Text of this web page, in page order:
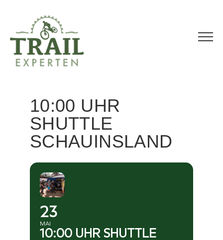
springen
10:00 UHR
SHUTTLE
SCHAUINSLAND
23
MAI
10:00 UHR SHUTTLE